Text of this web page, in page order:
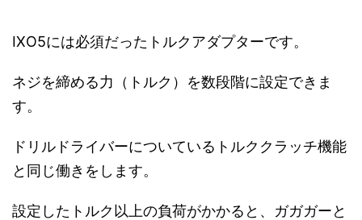
IXO5には必須だったトルクアダプターです。
ネジを締める力（トルク）を数段階に設定できま
す。
ドリルドライバーについているトルククラッチ機能
と同じ働きをします。
設定したトルク以上の負荷がかかると、ガガガーと